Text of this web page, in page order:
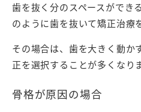
歯を抜く分のスペースができ
のように歯を抜いて矯正治療
その場合は、歯を大きく動か
正を選択することが多くなり
骨格が原因の場合